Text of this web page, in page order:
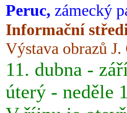
Peruc, zámecký
Informační
Výstava obrazů J.
11. dubna -
úterý - neděle